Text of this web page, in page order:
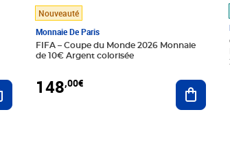
Ajouter au panier
Nouveauté
Monnaie De Paris
FIFA – Coupe du Monde 2026 Monnaie
de 10€ Argent colorisée
148,00€ Ajouter